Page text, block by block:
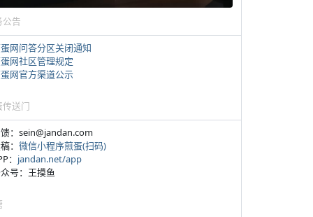
公告
网问答分区关闭通知
网社区管理规定
网官方渠道公示
传送门
：sein@jandan.com
： 微信小程序煎蛋(扫码)
： jandan.net/app
号：王摸鱼